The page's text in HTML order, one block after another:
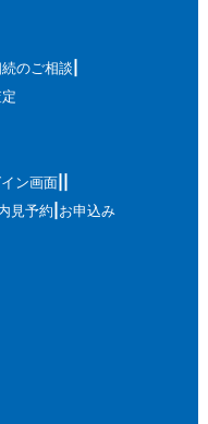
のご相談
ン画面
見予約 お申込み